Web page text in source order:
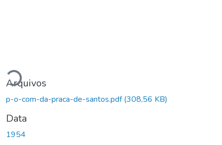
Arquivos
p-o-com-da-praca-de-santos.pdf(308,56 KB)
Data
1954